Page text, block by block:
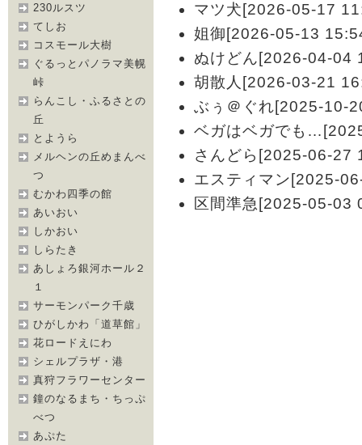
230ルスツ
てしお
コスモール大樹
ぐるっとパノラマ美幌
峠
らんこし・ふるさとの
丘
とようら
メルヘンの丘めまんべ
つ
むかわ四季の館
あいおい
しかおい
しらたき
あしょろ銀河ホール２
１
サーモンパーク千歳
ひがしかわ「道草館」
花ロードえにわ
シェルプラザ・港
真狩フラワーセンター
鐘のなるまち・ちっぷ
べつ
あぷた
マツ犬[2026-05-17
姐御[2026-05-13
ぬけどん[2026-04-04
胡散人[2026-03-21
ぶぅ＠ぐれ[2025-10-
ベガはベガでも
さんどら[2025-06-27
エスティマン[2025-
区間準急[2025-05-03